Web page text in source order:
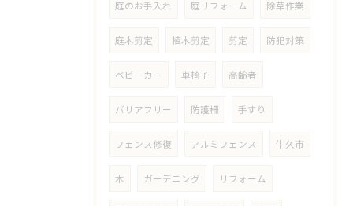
庭のお手入れ 庭リフォーム 除草作業
庭木剪定 植木剪定 剪定 防犯対策
ベビーカー 車椅子 高齢者
バリアフリー 防護柵 手すり
フェンス修復 アルミフェンス 牛久市
木 ガーデニング リフォーム